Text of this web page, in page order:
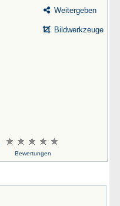
Weitergeben
Bildwerkzeuge
Bewertungen